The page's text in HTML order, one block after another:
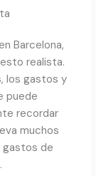
Barcelona,
realista.
los gastos y
puede
recordar
muchos
gastos de